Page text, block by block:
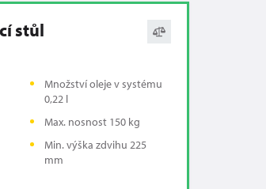
stůl
Množství oleje v systému
0,22 l
Max. nosnost 150 kg
Min. výška zdvihu 225
mm